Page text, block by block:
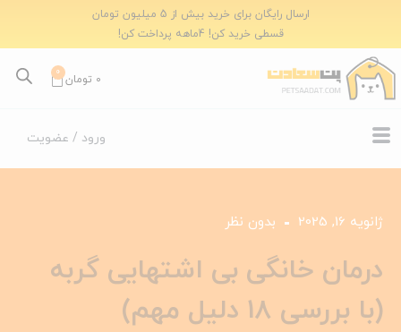
ارسال رایگان برای خرید بیش از 5 میلیون تومان
قسطی خرید کن! 4ماهه پرداخت کن!
0 تومان
0
ورود / عضویت
ژانویه 16, 2025 بدون نظر
درمان خانگی بی اشتهایی گربه
(با بررسی 18 دلیل مهم)